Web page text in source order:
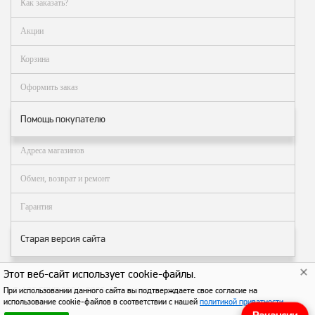
Аналоги запасных
частей из Артамида
ОБОРУДОВАНИЕ
БЕНЗОВОЗОВ И
МИНИ АЗС
ОБОРУДОВАНИЕ
О
компании
Услуги
Новости
Контакты
Распродажа
Как
Как заказать?
Акции
Корзина
Оформить заказ
Помощь покупателю
Адреса магазинов
Обмен, возврат и ремонт
Гарантия
Старая версия сайта
© АЗТ ГРУП 2004–2026. Все права защищены.
Этот веб-сайт использует cookie-файлы.
При использовании данного сайта вы подтверждаете свое согласие на
использование cookie-файлов в соответствии с нашей политикой приватности.